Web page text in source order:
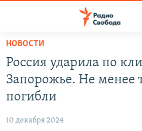
упрощенного
доступа
Вернуться
основному
Вернутся
ПОДКАСТЫ
АВТОРСКИЕ ПРОЕКТЫ
МНЕНИЯ
НОВОСТИ
Россия ударила по
Запорожье. Не менее
погибли
10 декабря 2024